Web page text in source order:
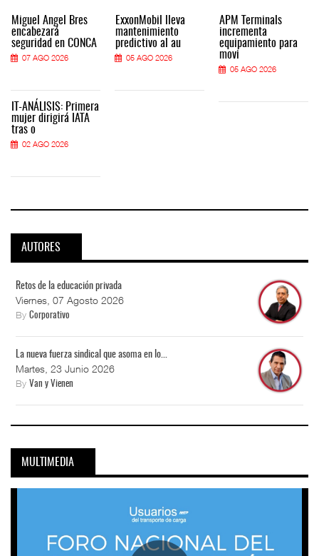
Miguel Ángel Bres
encabezará
seguridad en CONCA
07 AGO 2026
IT-ANÁLISIS: Primera
mujer dirigirá IATA
tras o
02 AGO 2026
ExxonMobil lleva
mantenimiento
predictivo al au
05 AGO 2026
APM Terminals
incrementa
equipamiento para
movi
05 AGO 2026
AUTORES
Retos de la educación privada
Viernes, 07 Agosto 2026
By Corporativo
La nueva fuerza sindical que asoma en lo...
Martes, 23 Junio 2026
By Van y Vienen
MULTIMEDIA